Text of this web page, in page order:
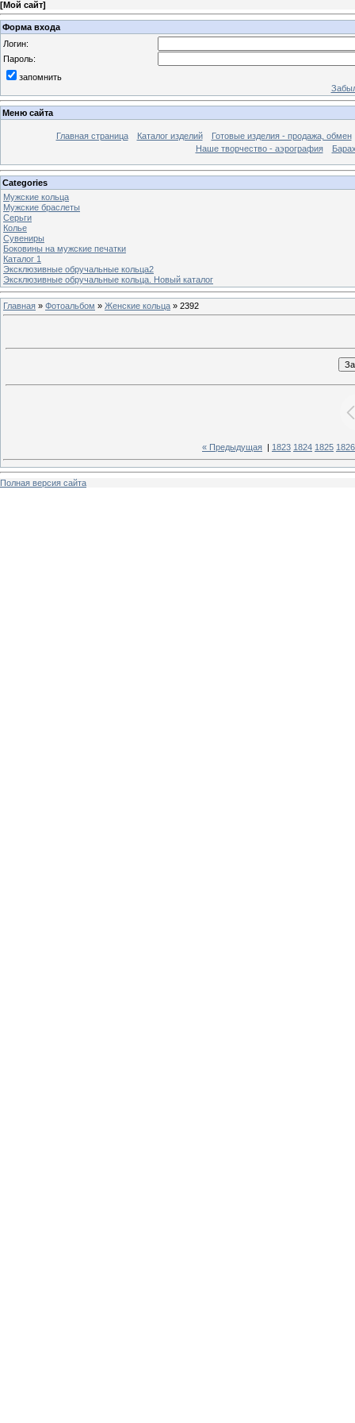
[Мой сайт]
Форма входа
Логин:
Пароль:
запомнить
Меню сайта
Главная страница Каталог изделий
Готовые изделия - продажа, обмен
Наше творчество - аэрография
Categories
Мужские кольца
Мужские браслеты
Серьги
Колье
Сувениры
Боковины на мужские печатки
Каталог 1
Эксклюзивные обручальные кольца2
Эксклюзивные обручальные кольца. Новый каталог
Главная » Фотоальбом » Женские кольца » 2392
« Предыдущая 1823 1824 1825 1826
Полная версия сайта